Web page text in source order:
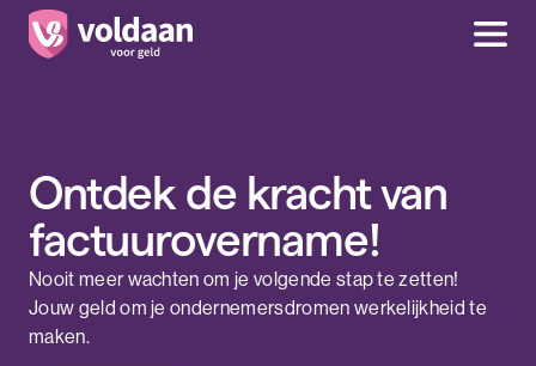
Ontdek de kracht van
factuurovername!
Nooit meer wachten om je volgende stap te zetten!
Jouw geld om je ondernemersdromen werkelijkheid te
maken.